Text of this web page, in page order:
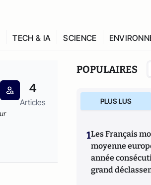
TECH & IA SCIENCE
4
Articles
POPULAIRES
PLUS LUS
1Les Français
moyenne
année
grand